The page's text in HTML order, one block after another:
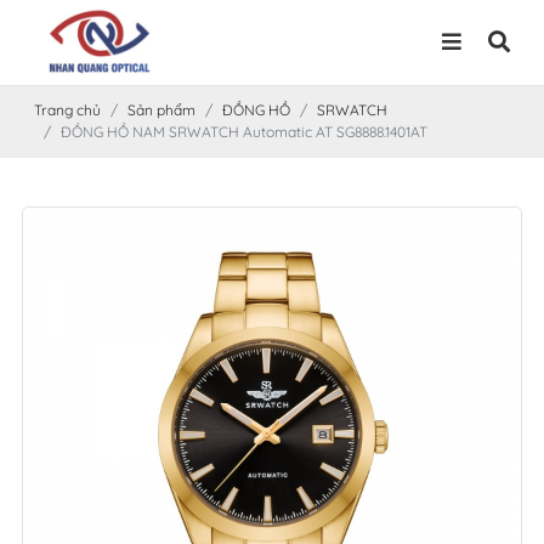
Trang chủ Sản phẩm ĐỒNG HỒ
SRWATCH
ĐỒNG HỒ NAM SRWATCH Automatic AT SG8888.1401AT